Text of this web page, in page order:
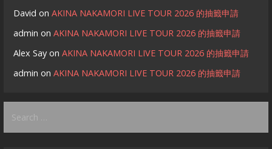
David onAKINA NAKAMORI LIVE TOUR 2026 的抽籤申請
admin onAKINA NAKAMORI LIVE TOUR 2026 的抽籤申請
Alex Say onAKINA NAKAMORI LIVE TOUR 2026 的抽籤申請
admin onAKINA NAKAMORI LIVE TOUR 2026 的抽籤申請
for: